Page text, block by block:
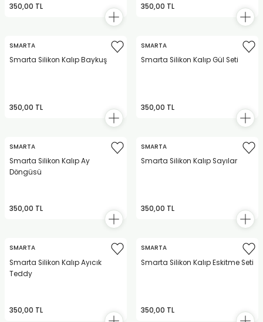
350,00 TL 350,00 TL
SMARTA
Smarta Silikon Kalıp Baykuş
350,00 TL
SMARTA
Smarta Silikon Kalıp Gül Seti
350,00 TL
SMARTA
Smarta Silikon Kalıp Ay
Döngüsü
350,00 TL
SMARTA
Smarta Silikon Kalıp Sayılar
350,00 TL
SMARTA
Smarta Silikon Kalıp Ayıcık
Teddy
350,00 TL
SMARTA
Smarta Silikon Kalıp Eskitme Seti
350,00 TL